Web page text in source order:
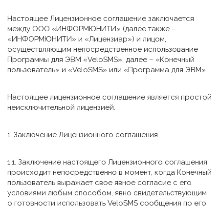
Настоящее Лицензионное соглашение заключается
между ООО «ИНФОРМЮНИТИ» (далее также –
«ИНФОРМЮНИТИ» и «Лицензиар») и лицом,
осуществляющим непосредственное использование
Программы для ЭВМ «VeloSMS», далее – «Конечный
пользователь» и «VeloSMS» или «Программа для ЭВМ».
Настоящее лицензионное соглашение является простой
неисключительной лицензией.
1. Заключение Лицензионного соглашения
1.1. Заключение настоящего Лицензионного соглашения
происходит непосредственно в момент, когда Конечный
пользователь выражает свое явное согласие с его
условиями любым способом, явно свидетельствующим
о готовности использовать VeloSMS сообщения по его